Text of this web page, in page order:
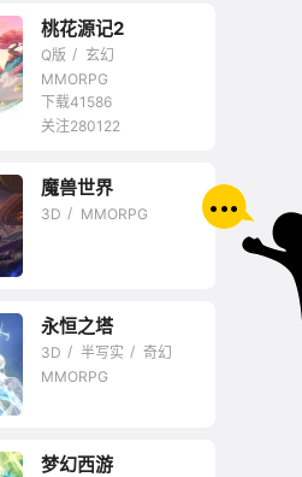
桃花源记2
Q版
玄幻
MMORPG
下载41586
关注280122
魔兽世界
3D MMORPG
永恒之塔
3D 半写实
奇幻
MMORPG
梦幻西游